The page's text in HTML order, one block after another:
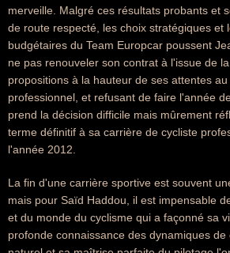
merveille. Malgré ces résultats probants et
de route respecté, les choix stratégiques et
budgétaires du Team Europcar poussent
ne pas renouveler son contrat à l'issue de
propositions à la hauteur de ses attentes
professionnel, et refusant de faire l'année
prend la décision difficile mais mûrement
terme définitif à sa carrière de cycliste
l'année 2012.
La fin d'une carrière sportive est souvent
mais pour Saïd Haddou, il est impensable
et du monde du cyclisme qui a façonné sa
profonde connaissance des dynamiques